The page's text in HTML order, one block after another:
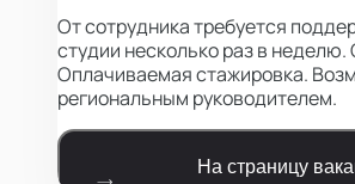
От сотрудника требуется
студии несколько раз в
Оплачиваемая стажировка.
региональным руководителем.
На страницу